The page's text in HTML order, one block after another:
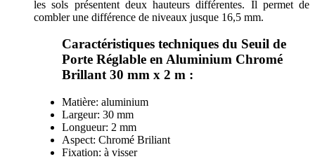
les sols présentent deux hauteurs différentes. Il permet de
combler une différence de niveaux jusque 16,5 mm.
Caractéristiques techniques du Seuil de
Porte Réglable en Aluminium Chromé
Brillant 30 mm x 2 m :
Matière: aluminium
Largeur: 30 mm
Longueur: 2 mm
Aspect: Chromé Briliant
Fixation: à visser